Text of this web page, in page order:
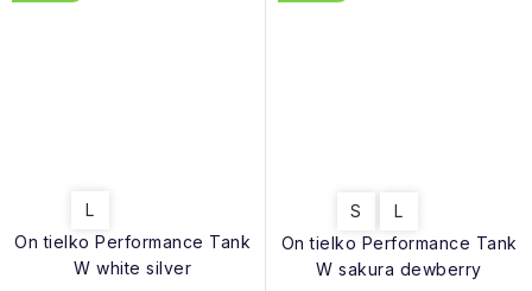
On tielko Performance Tank
W white silver
L
On tielko Performance Tank
W sakura dewberry
S L